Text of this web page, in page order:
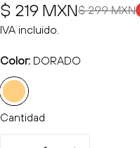
Precio
de
venta
$ 219 MXN
Precio
regular
$ 299 MXN
IVA incluido.
Color: DORADO
Cantidad